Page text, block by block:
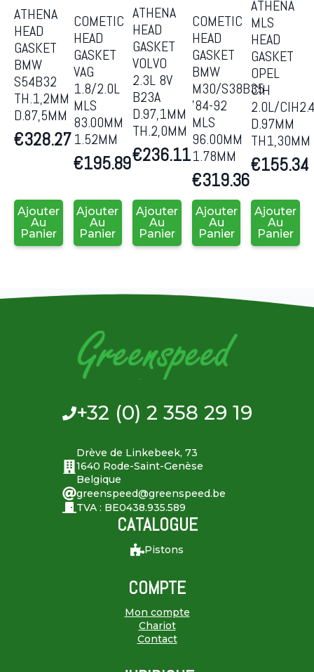
ATHENA
HEAD
GASKET
BMW
S54B32
TH.1,2MM
D.87,5MM
€328.27
Ajouter
Au
Panier
COMETIC
HEAD
GASKET
VAG
1.8/2.0L
MLS
83.00MM
1.52MM
€195.89
Ajouter
Au
Panier
ATHENA
HEAD
GASKET
VOLVO
2.3L 8V
B23A
D.97,1MM
TH.2,0MM
€236.11
Ajouter
Au
Panier
COMETIC
HEAD
GASKET
BMW
M30/S38B35
’84-92
MLS
96.00MM
1.78MM
€319.36
Ajouter
Au
Panier
ATHENA
MLS
HEAD
GASKET
OPEL
CIH
2.0L/
D.97MM
TH1,30MM
€155.34
Ajouter
Au
Panier
+32 (0) 2 358 29 19
Drève de Linkebeek, 73
1640 Rode-Saint-Genèse
Belgique
greenspeed@greenspeed.be
TVA : BE0438.935.589
CATALOGUE
Pistons
COMPTE
Mon compte
Chariot
Contact